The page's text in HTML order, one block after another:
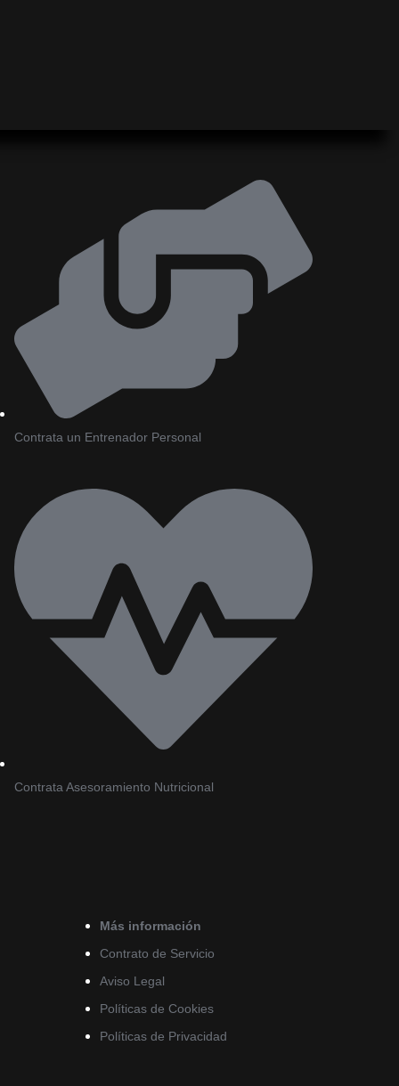
Contrata un Entrenador Personal
Contrata Asesoramiento Nutricional
Más información
Contrato de Servicio
Aviso Legal
Políticas de Cookies
Políticas de Privacidad